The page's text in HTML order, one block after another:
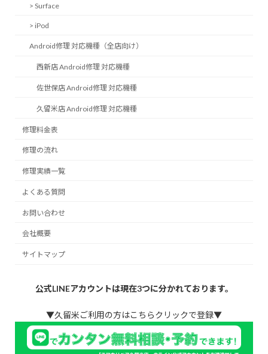
> Surface
> iPod
Android修理 対応機種（全店向け）
西新店 Android修理 対応機種
佐世保店 Android修理 対応機種
久留米店 Android修理 対応機種
修理料金表
修理の流れ
修理実績一覧
よくある質問
お問い合わせ
会社概要
サイトマップ
公式LINEアカウントは現在3つに分かれております。
▼久留米ご利用の方はこちらクリックで登録▼